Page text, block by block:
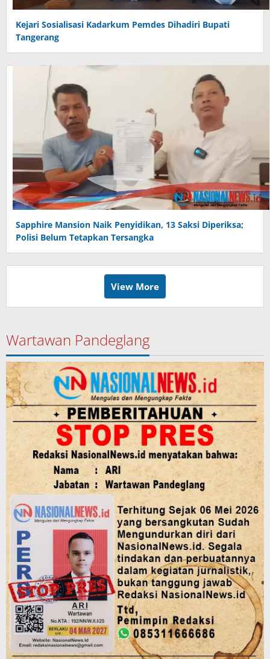
Kejari Sosialisasi Kadarkum Pemdes Dihadiri Bupati
Tangerang
Sapphire Mansion Naik Penyidikan, 13 Saksi Diperiksa;
Polisi Belum Tetapkan Tersangka
View More
Wartawan Pandeglang